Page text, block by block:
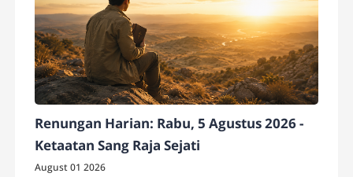
Renungan Harian: Rabu, 5 Agustus 2026 -
Ketaatan Sang Raja Sejati
August 01 2026